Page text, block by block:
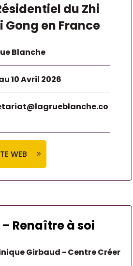
du Zhi
Gong en France
Blanche
10 Avril 2026
WEB
– Renaître à soi
Girbaud - Centre Créer